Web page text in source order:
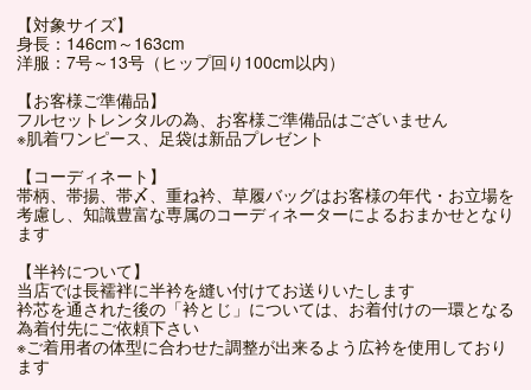
【対象サイズ】
身長：146cm～163cm
洋服：7号～13号（ヒップ回り100cm以内）
【お客様ご準備品】
フルセットレンタルの為、お客様ご準備品はございません
※肌着ワンピース、足袋は新品プレゼント
【コーディネート】
帯柄、帯揚、帯〆、重ね衿、草履バッグはお客様の年代・お立場を
考慮し、知識豊富な専属のコーディネーターによるおまかせとなり
ます
【半衿について】
当店では長襦袢に半衿を縫い付けてお送りいたします
衿芯を通された後の「衿とじ」については、お着付けの一環となる
為着付先にご依頼下さい
※ご着用者の体型に合わせた調整が出来るよう広衿を使用しており
ます